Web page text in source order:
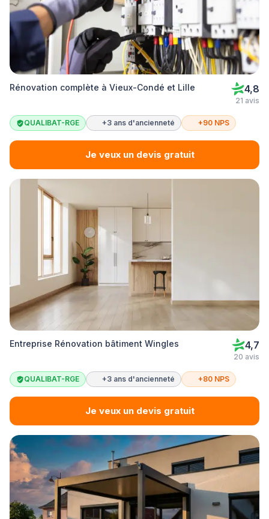
Rénovation complète à Vieux-Condé et Lille 4,8
21 avis
QUALIBAT-RGE +3 ans d'ancienneté +90 NPS
Je veux un devis gratuit
Entreprise Rénovation bâtiment Wingles 4,7
20 avis
QUALIBAT-RGE +3 ans d'ancienneté +80 NPS
Je veux un devis gratuit